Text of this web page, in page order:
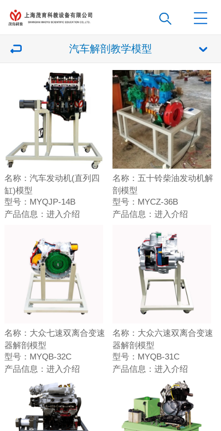
汽车解剖教学模型
名称： 汽车发动机(直列四
缸)模型
型号： MYQJP-14B
产品信息： 进入介绍
名称： 五十铃柴油发动机解
剖模型
型号： MYCZ-36B
产品信息：进入介绍
名称： 大众七速双离合变速
器解剖模型
型号： MYQB-32C
产品信息： 进入介绍
名称： 大众六速双离合变速
器解剖模型
型号： MYQB-31C
产品信息：进入介绍